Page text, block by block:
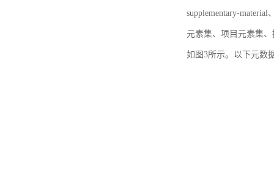
supplementary-
元素集、项目元素集
如图3所示。以下元数